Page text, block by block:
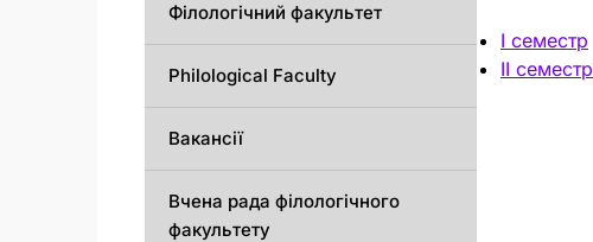
І семестр
ІІ семестр
Філологічний факультет
Philological Faculty
Вакансії
Вчена рада філологічного
факультету